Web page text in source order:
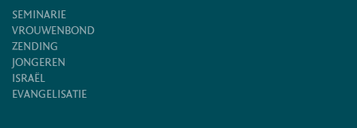
SEMINARIE
VROUWENBOND
ZENDING
JONGEREN
ISRAËL
EVANGELISATIE